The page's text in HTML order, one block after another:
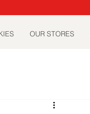
OUR STORES